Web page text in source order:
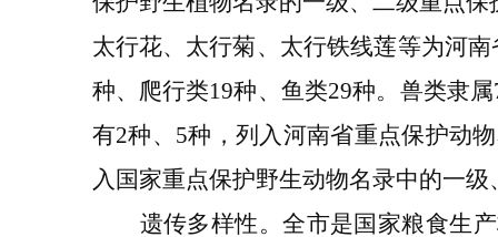
太行花、太行菊、太行铁线莲等为河
种、爬行类19种、鱼类29种。 兽类隶属
有2种、 5种，列入河南省重点保护动
入国家重点保护野生动物名录中的一级
遗传多样性。全市是国家粮食生